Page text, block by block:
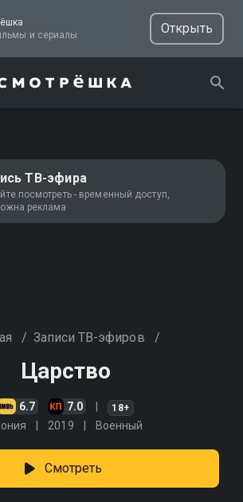
ТВ, фильмы и сериалы
Открыть
ТВ-эфира
посмотреть - временный доступ,
реклама
/ Записи ТВ-эфиров /
Царство
6.7 7.0 18+
2019 Военный
Смотреть